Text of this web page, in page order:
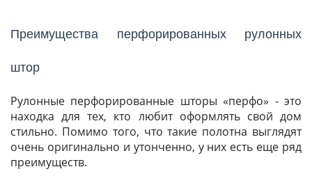
Преимущества перфорированных рулонных
штор
Рулонные перфорированные шторы «перфо» - это
находка для тех, кто любит оформлять свой дом
стильно. Помимо того, что такие полотна выглядят
очень оригинально и утонченно, у них есть еще ряд
преимуществ.